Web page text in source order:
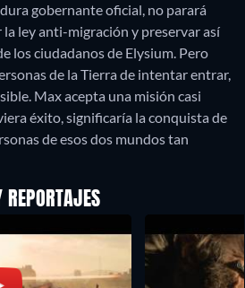
gobernante oficial, no parará
ley anti-migración y preservar así
los ciudadanos de Elysium. Pero
de la Tierra de intentar entrar,
Max acepta una misión casi
éxito, significaría la conquista de
de esos dos mundos tan
REPORTAJES